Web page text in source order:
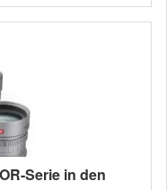
Serie in den